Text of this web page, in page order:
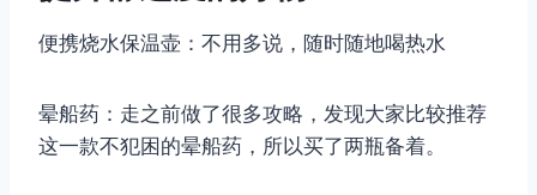
便携烧水保温壶：不用多说，随时随地喝热水
晕船药：走之前做了很多攻略，发现大家比较推荐
这一款不犯困的晕船药，所以买了两瓶备着。